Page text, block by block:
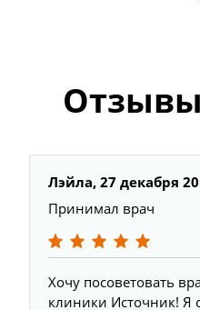
Отзывы
Лэйла, 27 декабря
Принимал врач
Хочу посоветовать
клиники Источник! Я